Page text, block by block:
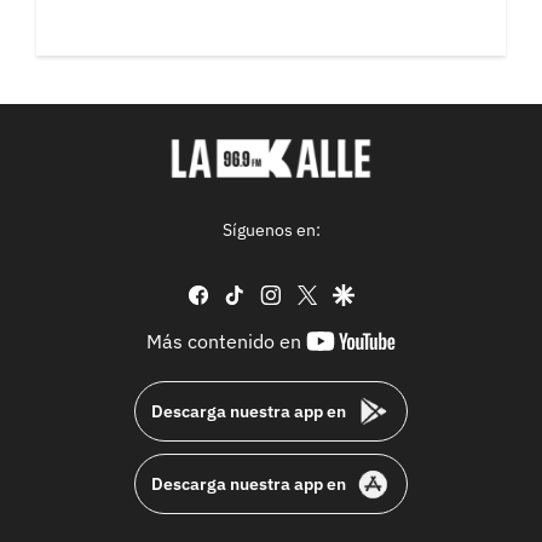
Síguenos en:
facebook
tiktok instagram
twittergoogle
Más contenido en
youtube-
Descarga nuestra app en
Descarga nuestra app en